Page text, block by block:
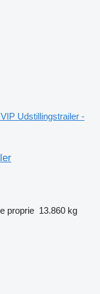
Udstillingstrailer -
proprie 13.860 kg